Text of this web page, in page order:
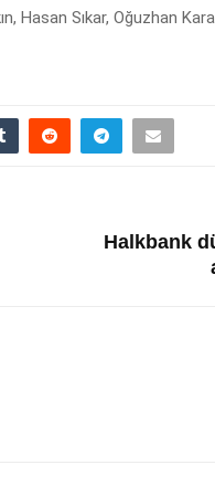
Hasan Sıkar, Oğuzhan
Halkbank